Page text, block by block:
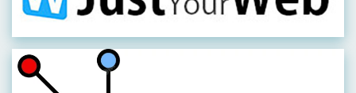
Visiter leur site